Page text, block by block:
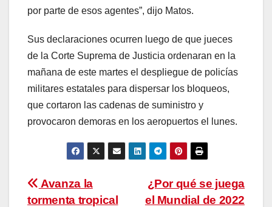
por parte de esos agentes”, dijo Matos.
Sus declaraciones ocurren luego de que jueces
de la Corte Suprema de Justicia ordenaran en la
mañana de este martes el despliegue de policías
militares estatales para dispersar los bloqueos,
que cortaron las cadenas de suministro y
provocaron demoras en los aeropuertos el lunes.
Navegación
¿Por qué se juega
el Mundial de 2022
Avanza la
tormenta tropical